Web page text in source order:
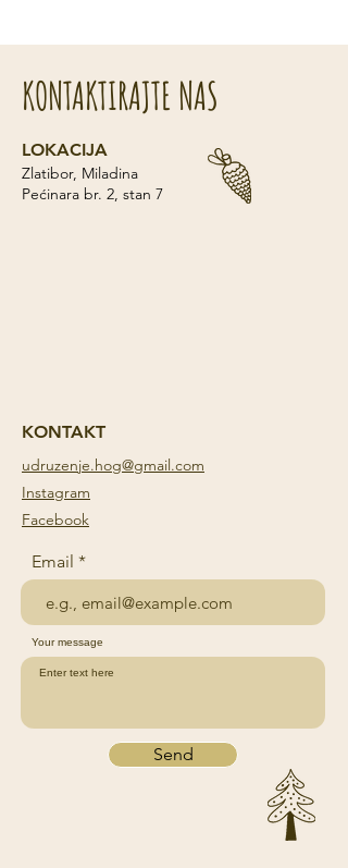
KONTAKTIRAJTE NAS
LOKACIJA
Zlatibor, Miladina
Pećinara br. 2, stan 7
KONTAKT
udruzenje.hog@gmail.com
Instagram
Facebook
Email
Your message
Send